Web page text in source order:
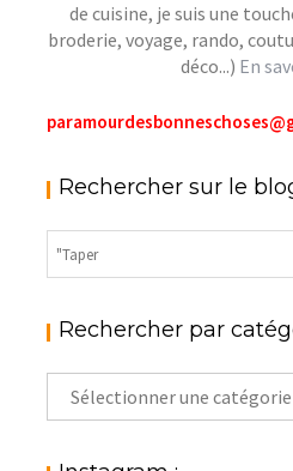
de cuisine, je suis une
broderie, voyage, rando,
déco...) En
Rechercher sur le
Rechercher par
Rechercher
par
: